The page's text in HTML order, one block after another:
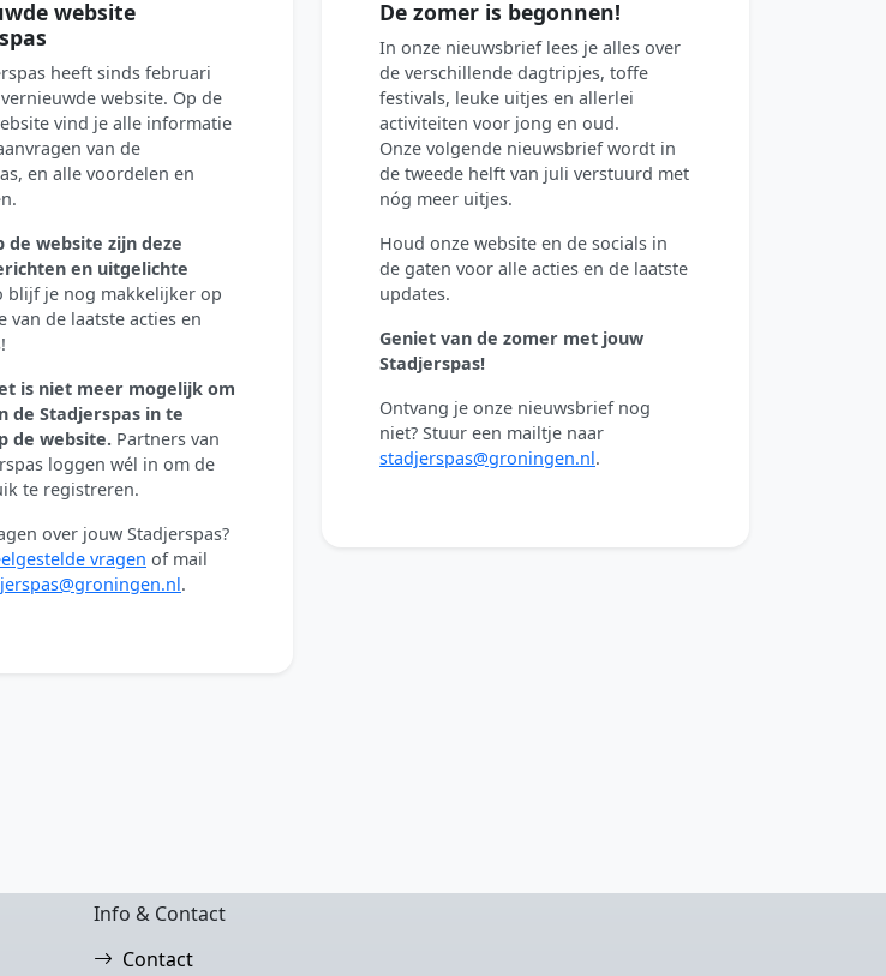
website
heeft sinds februari
website. Op de
vind je alle informatie
van de
en alle voordelen en
de website zijn deze
en uitgelichte
blijf je nog makkelijker op
van de laatste acties en
is niet meer mogelijk om
de Stadjerspas in te
de website. Partners van
loggen wél in om de
te registreren.
over jouw Stadjerspas?
vragen of mail
.
De zomer is begonnen!
In onze nieuwsbrief lees je alles over
de verschillende dagtripjes, toffe
festivals, leuke uitjes en allerlei
activiteiten voor jong en oud.
Onze volgende nieuwsbrief wordt in
de tweede helft van juli verstuurd met
nóg meer uitjes.
Houd onze website en de socials in
de gaten voor alle acties en de laatste
updates.
Geniet van de zomer met jouw
Stadjerspas!
Ontvang je onze nieuwsbrief nog
niet? Stuur een mailtje naar
stadjerspas@groningen.nl.
Info & Contact
Contact